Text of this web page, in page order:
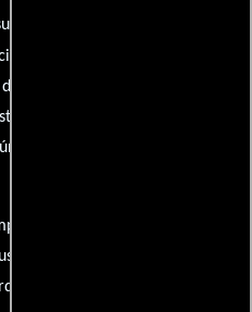
participación es clave para hacer
completo. Queremos
cinematográfica, pero
algún dato faltante en la ficha
error en la sinopsis o el elenco?
del cine: contribuyan
descubrimientos y compartan
fanáticos conocen. Sus